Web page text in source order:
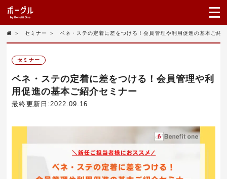
＞ セミナー ＞ ベネ・ステの定着に差をつける！会員管理や利用促進の基本ご紹
セミナー
ベネ・ステの定着に差をつける！会員管理や利
用促進の基本ご紹介セミナー
最終更新日:2022.09.16